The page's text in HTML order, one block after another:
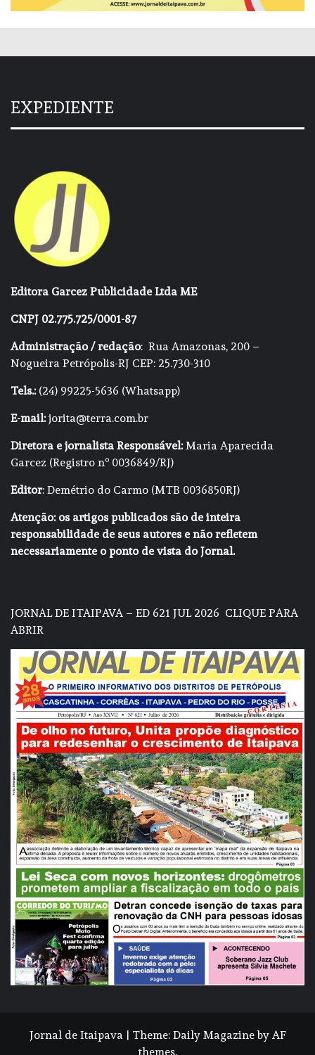
EXPEDIENTE
Editora Garcez Publicidade Ltda ME
CNPJ 02.775.725/0001-87
Administração / redação: Rua Amazonas, 200 –
Nogueira Petrópolis-RJ CEP: 25.730-310
Tels.:(24) 99225-5636 (Whatsapp)
E-mail:jorita@terra.com.br
Diretora e jornalista Responsável:Maria Aparecida
Garcez (Registro nº 0036849/RJ)
Editor: Demétrio do Carmo (MTB 0036850RJ)
Atenção: os artigos publicados são de inteira
responsabilidade de seus autores e não refletem
necessariamente o ponto de vista do Jornal.
JORNAL DE ITAIPAVA – ED 621 JUL 2026 CLIQUE PARA
ABRIR
Jornal de Itaipava | Theme: Daily Magazineby AF
themes.